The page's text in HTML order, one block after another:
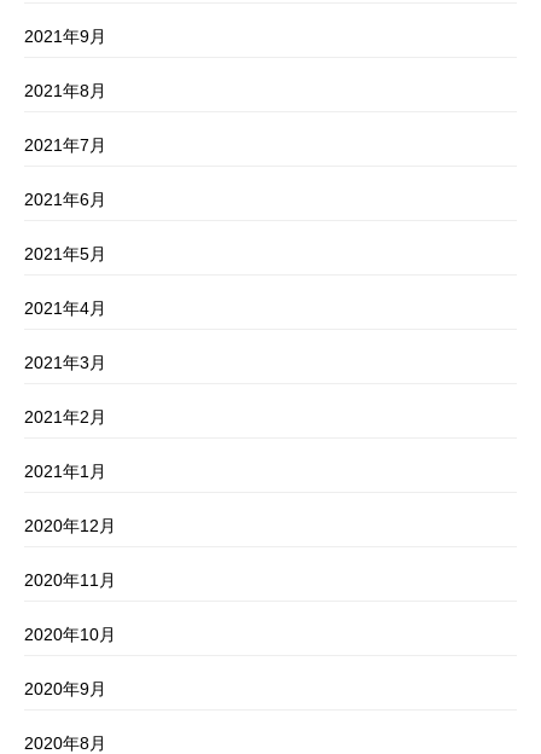
2021年9月
2021年8月
2021年7月
2021年6月
2021年5月
2021年4月
2021年3月
2021年2月
2021年1月
2020年12月
2020年11月
2020年10月
2020年9月
2020年8月